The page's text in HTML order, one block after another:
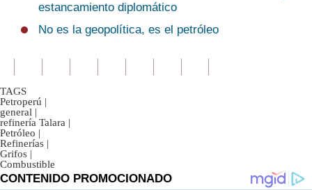
estancamiento diplomático
No es la geopolítica, es el petróleo
TAGS
Petroperú |
general |
refinería Talara |
Petróleo |
Refinerías |
Grifos |
Combustible